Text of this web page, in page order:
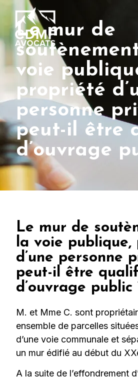
Le mur de
voie
propriété
personne
peut-il être
d’ouvrage
Le mur de
la voie publique,
d’une personne
peut-il être
d’ouvrage public
M. et Mme C. sont
ensemble de parcelles
d’une voie communale et
un mur édifié au début du
A la suite de l’effondrement